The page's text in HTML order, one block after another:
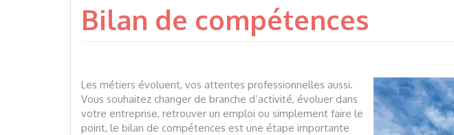
Bilan de compétences
Les métiers évoluent, vos attentes professionnelles aussi.
Vous souhaitez changer de branche d’activité, évoluer dans
votre entreprise, retrouver un emploi ou simplement faire le
point, le bilan de compétences est une étape importante